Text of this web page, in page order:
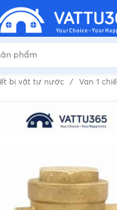
bị vật tư nước Van 1